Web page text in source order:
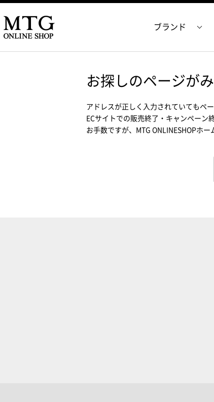
ブランド
お探しのページが
アドレスが正しく入力されていてもペ
ECサイトでの販売終了・キャンペーン
お手数ですが、MTG ONLINESHOPホー